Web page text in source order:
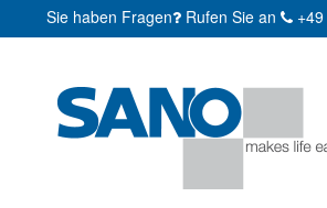
Sie haben Fragen Rufen Sie an